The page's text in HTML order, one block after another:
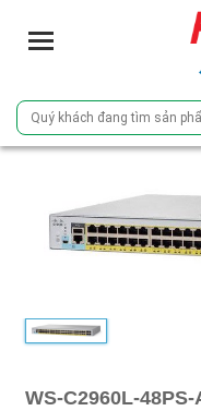
T
l
e
t
i
n
WS-C2960L-